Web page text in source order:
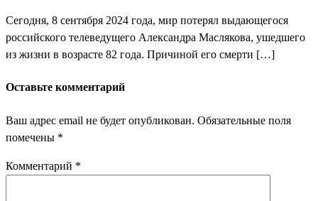
Сегодня, 8 сентября 2024 года, мир потерял выдающегося
российского телеведущего Александра Маслякова, ушедшего
из жизни в возрасте 82 года. Причиной его смерти […]
Оставьте комментарий
Ваш адрес email не будет опубликован. Обязательные поля
помечены *
Комментарий *